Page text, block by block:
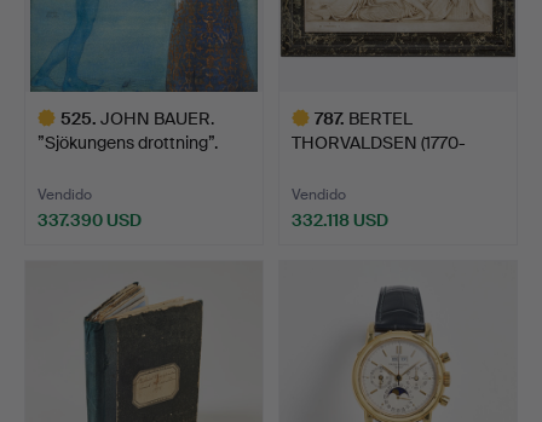
525. JOHN BAUER.
”Sjökungens drottning”.
Vendido
337.390 USD
787. BERTEL
THORVALDSEN (1770-
Vendido
332.118 USD